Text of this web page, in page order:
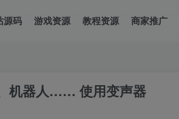
源码 游戏资源 教程资源 商家推广
机器人…… 使用变声器